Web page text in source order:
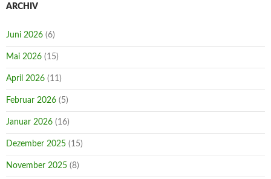
ARCHIV
Juni 2026 (6)
Mai 2026 (15)
April 2026 (11)
Februar 2026 (5)
Januar 2026 (16)
Dezember 2025 (15)
November 2025 (8)